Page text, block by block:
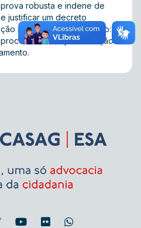
robusta e indene de
justificar um decreto
improcedente. Acórdão:
a representação